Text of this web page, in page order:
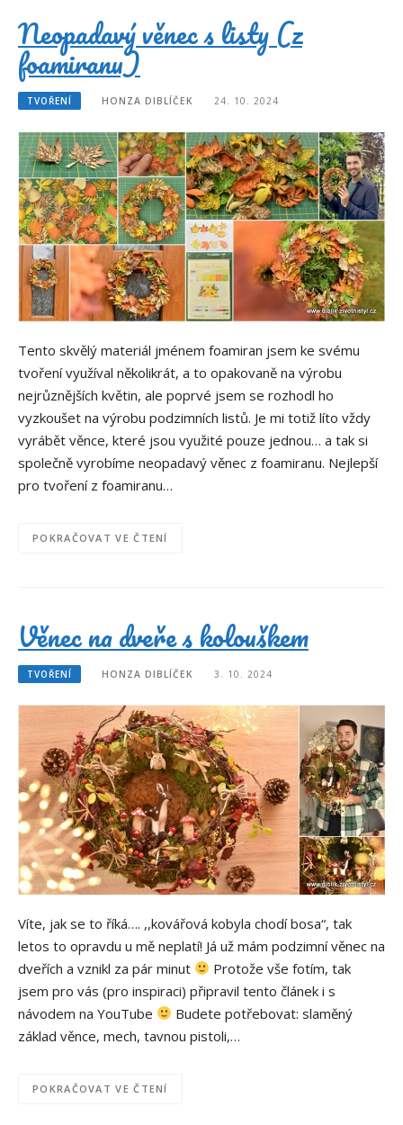
Neopadavý věnec s listy (z
foamiranu)
TVOŘENÍ HONZA DIBLÍČEK 24. 10. 2024
Tento skvělý materiál jménem foamiran jsem ke svému
tvoření využíval několikrát, a to opakovaně na výrobu
nejrůznějších květin, ale poprvé jsem se rozhodl ho
vyzkoušet na výrobu podzimních listů. Je mi totiž líto vždy
vyrábět věnce, které jsou využité pouze jednou… a tak si
společně vyrobíme neopadavý věnec z foamiranu. Nejlepší
pro tvoření z foamiranu…
POKRAČOVAT VE ČTENÍ
Věnec na dveře s kolouškem
TVOŘENÍ HONZA DIBLÍČEK 3. 10. 2024
Víte, jak se to říká…. ,,kovářová kobyla chodí bosa“, tak
letos to opravdu u mě neplatí! Já už mám podzimní věnec na
dveřích a vznikl za pár minut
Protože vše fotím, tak
jsem pro vás (pro inspiraci) připravil tento článek i s
návodem na YouTube
Budete potřebovat: slaměný
základ věnce, mech, tavnou pistoli,…
POKRAČOVAT VE ČTENÍ